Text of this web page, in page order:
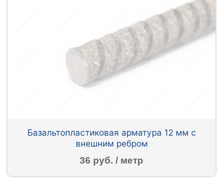
Базальтопластиковая арматура 12 мм с
внешним ребром
36 руб. / метр